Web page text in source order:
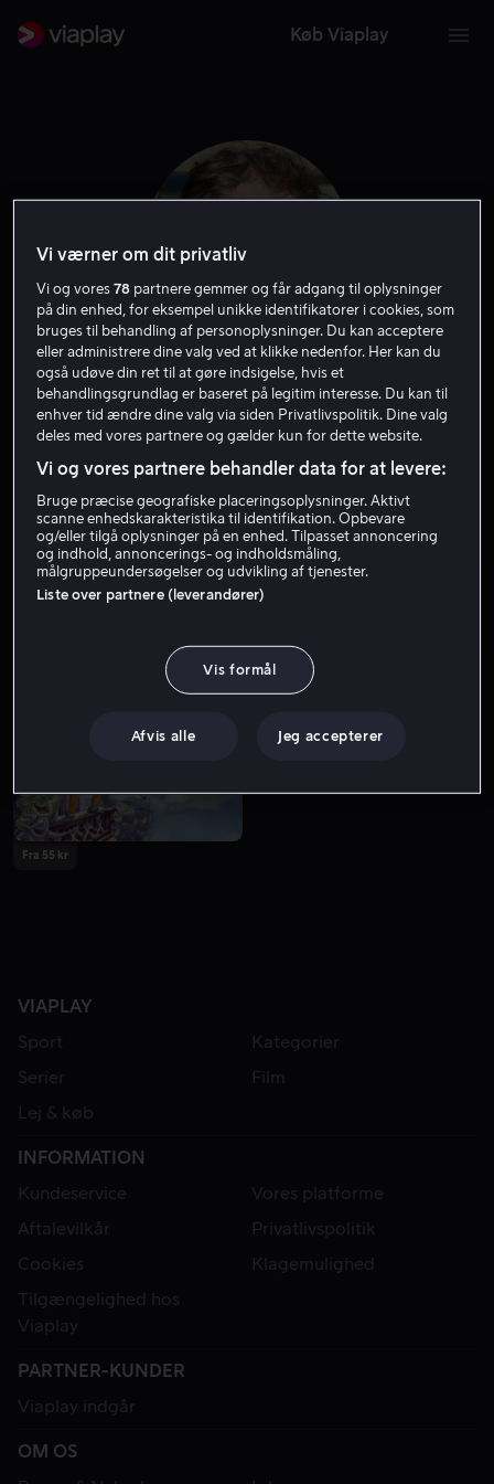
Køb Viaplay
Charles Kimbrough
Fra 49 kr
Fra 55 kr
VIAPLAY
Sport
Kategorier
Serier
Film
Lej & køb
INFORMATION
Kundeservice
Vores platforme
Aftalevilkår
Privatlivspolitik
Cookies
Klagemulighed
Tilgængelighed hos
Viaplay
PARTNER-KUNDER
Viaplay indgår
OM OS
Vi værner om dit privatliv
Vi og vores78 partnere gemmer og får adgang til oplysninger
på din enhed, for eksempel unikke identifikatorer i cookies, som
bruges til behandling af personoplysninger. Du kan acceptere
eller administrere dine valg ved at klikke nedenfor. Her kan du
også udøve din ret til at gøre indsigelse, hvis et
behandlingsgrundlag er baseret på legitim interesse. Du kan til
enhver tid ændre dine valg via siden Privatlivspolitik. Dine valg
deles med vores partnere og gælder kun for dette website.
Vi og vores partnere behandler data for at levere:
Bruge præcise geografiske placeringsoplysninger. Aktivt
scanne enhedskarakteristika til identifikation. Opbevare
og/eller tilgå oplysninger på en enhed. Tilpasset annoncering
og indhold, annoncerings- og indholdsmåling,
målgruppeundersøgelser og udvikling af tjenester.
Liste over partnere (leverandører)
Vis formål
Afvis alle Jeg accepterer